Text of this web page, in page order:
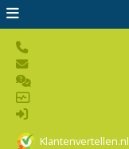
Klantenvertellen.nl